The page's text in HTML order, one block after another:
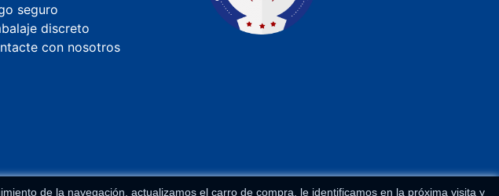
seguro
discreto
con nosotros
de la navegación, actualizamos el carro de compra, le identificamos en la próxima visita y